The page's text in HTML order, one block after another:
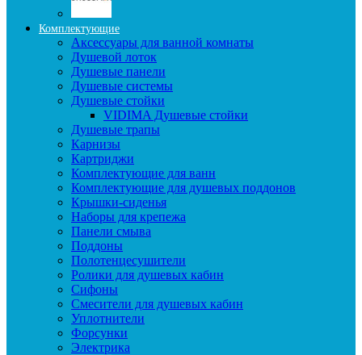
Комплектующие
Аксессуары для ванной комнаты
Душевой лоток
Душевые панели
Душевые системы
Душевые стойки
VIDIMA Душевые стойки
Душевые трапы
Карнизы
Картриджи
Комплектующие для ванн
Комплектующие для душевых поддонов
Крышки-сиденья
Наборы для крепежа
Панели смыва
Поддоны
Полотенцесушители
Ролики для душевых кабин
Сифоны
Смесители для душевых кабин
Уплотнители
Форсунки
Электрика